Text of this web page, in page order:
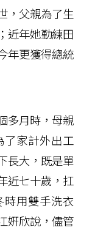
，父親為了生
近年她勤練田
年更獲得總統
多月時，母親
了家計外出工
長大，既是單
近七十歲，扛
時用雙手洗衣
姸欣說，儘管